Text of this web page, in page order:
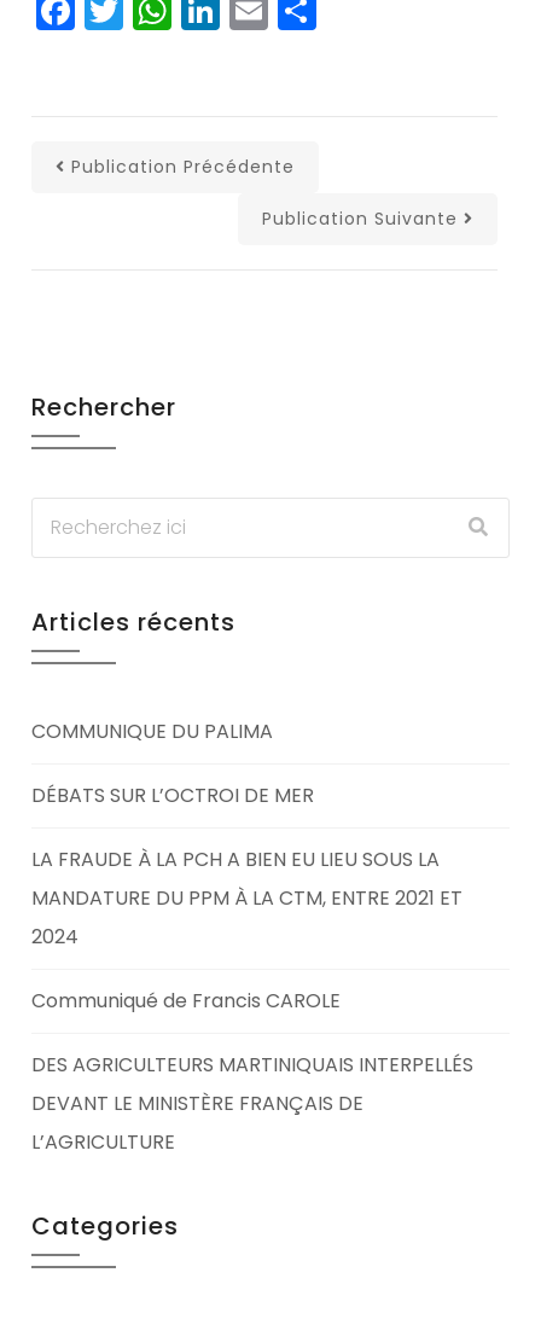
Publication Précédente
Publication Suivante
Rechercher
Articles récents
COMMUNIQUE DU PALIMA
DÉBATS SUR L’OCTROI DE MER
LA FRAUDE À LA PCH A BIEN EU LIEU SOUS LA
MANDATURE DU PPM À LA CTM, ENTRE 2021 ET
2024
Communiqué de Francis CAROLE
DES AGRICULTEURS MARTINIQUAIS INTERPELLÉS
DEVANT LE MINISTÈRE FRANÇAIS DE
L’AGRICULTURE
Categories